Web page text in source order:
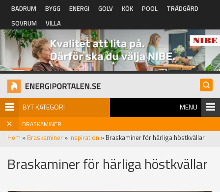
Hoppa till huvudinnehåll
BADRUM BYGG ENERGI GOLV KÖK POOL
TRÄDGÅRD
SOVRUM
VILLA
BYT KATEGORI MENU
BRASKAMINER
Hem » Braskaminer » Inspiration » Braskaminer för härliga höstkvällar
Braskaminer för härliga höstkvällar